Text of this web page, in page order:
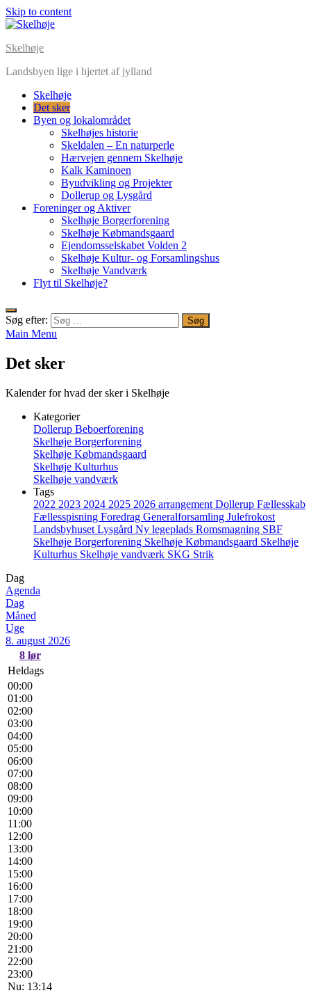
Skip to content
Skelhøje
Landsbyen lige i hjertet af jylland
Skelhøje
Det sker
Byen og lokalområdet
Skelhøjes historie
Skeldalen – En naturperle
Hærvejen gennem Skelhøje
Kalk Kaminoen
Byudvikling og Projekter
Dollerup og Lysgård
Foreninger og Aktiver
Skelhøje Borgerforening
Skelhøje Købmandsgaard
Ejendomsselskabet Volden 2
Skelhøje Kultur- og Forsamlingshus
Skelhøje Vandværk
Flyt til Skelhøje?
Søg efter:
Main Menu
Det sker
Kalender for hvad der sker i Skelhøje
Kategorier
Dollerup Beboerforening
Skelhøje Borgerforening
Skelhøje Købmandsgaard
Skelhøje Kulturhus
Skelhøje vandværk
Tags
2022 2023 2024 2025 2026 arrangement Dollerup Fællesskab
Fællesspisning Foredrag Generalforsamling Julefrokost
Landsbyhuset Lysgård Ny legeplads Romsmagning SBF
Skelhøje Borgerforening Skelhøje Købmandsgaard Skelhøje
Kulturhus Skelhøje vandværk SKG Strik
Dag
Agenda
Dag
Måned
Uge
8. august 2026
8 lør
Heldags
00:00
01:00
02:00
03:00
04:00
05:00
06:00
07:00
08:00
09:00
10:00
11:00
12:00
13:00
14:00
15:00
16:00
17:00
18:00
19:00
20:00
21:00
22:00
23:00
Nu: 13:14